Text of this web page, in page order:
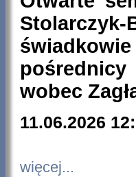
wobec
11.06.2026
więcej...